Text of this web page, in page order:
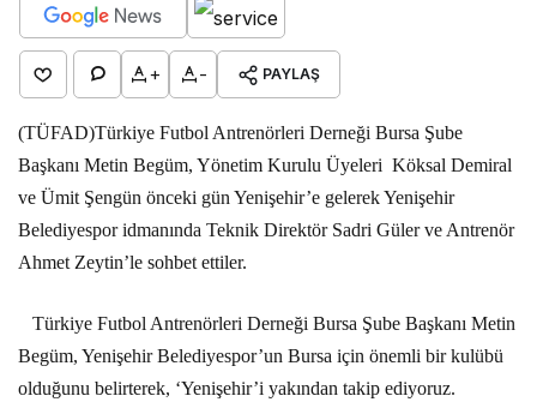
+ - PAYLAŞ
(TÜFAD)Türkiye Futbol Antrenörleri Derneği Bursa Şube
Başkanı Metin Begüm, Yönetim Kurulu Üyeleri Köksal Demiral
ve Ümit Şengün önceki gün Yenişehir’e gelerek Yenişehir
Belediyespor idmanında Teknik Direktör Sadri Güler ve Antrenör
Ahmet Zeytin’le sohbet ettiler.
Türkiye Futbol Antrenörleri Derneği Bursa Şube Başkanı Metin
Begüm, Yenişehir Belediyespor’un Bursa için önemli bir kulübü
olduğunu belirterek, ‘Yenişehir’i yakından takip ediyoruz.